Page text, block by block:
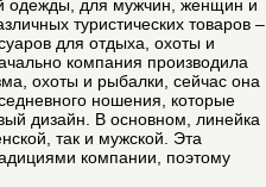
одежды, для мужчин, женщин и
туристических товаров –
для отдыха, охоты и
компания производила
охоты и рыбалки, сейчас она
ношения, которые
дизайн. В основном, линейка
так и мужской. Эта
компании, поэтому